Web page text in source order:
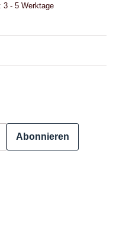
3 - 5 Werktage
Abonnieren